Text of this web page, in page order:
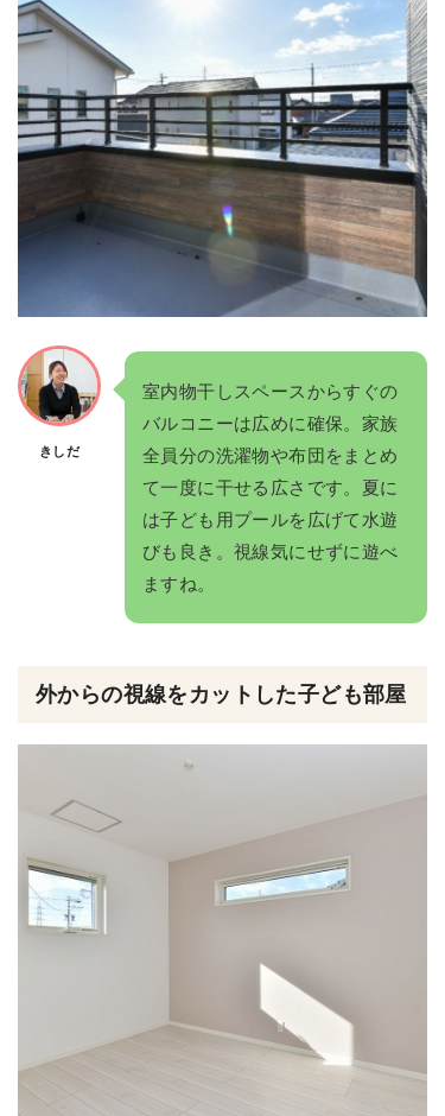
きしだ
室内物干しスペースからすぐの
バルコニーは広めに確保。家族
全員分の洗濯物や布団をまとめ
て一度に干せる広さです。夏に
は子ども用プールを広げて水遊
びも良き。視線気にせずに遊べ
ますね。
外からの視線をカットした子ども部屋